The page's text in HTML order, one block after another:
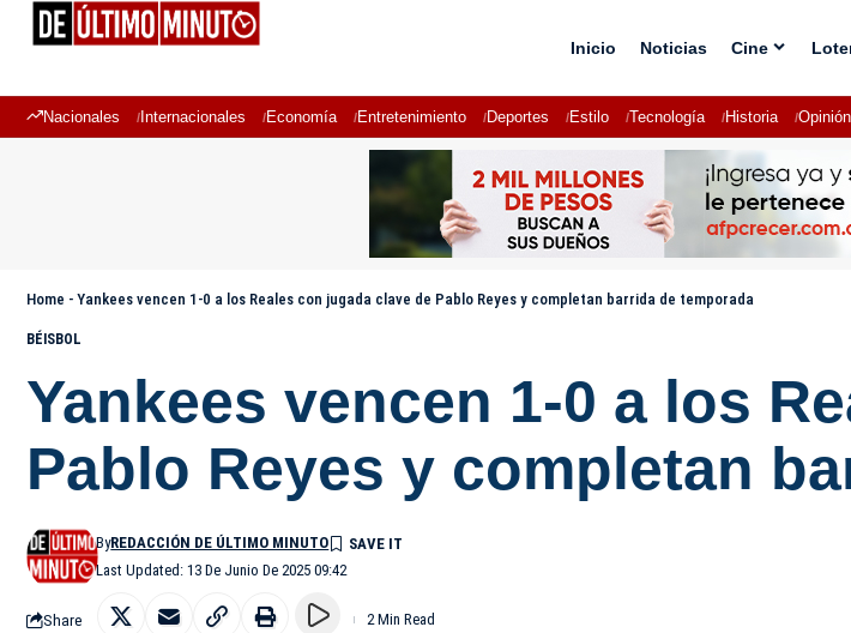
Inicio Noticias Cine
Nacionales Internacionales Economía Entretenimiento Deportes Estilo Tecnología Historia Opinión
Home - Yankees vencen 1-0 a los Reales con jugada clave de Pablo Reyes y completan barrida de temporada
BÉISBOL
Yankees vencen 1-0 a los
Pablo Reyes y completan
Last Updated: 13 De Junio De 2025 09:42
ByREDACCIÓN DE ÚLTIMO MINUTO
Share 2 Min Read